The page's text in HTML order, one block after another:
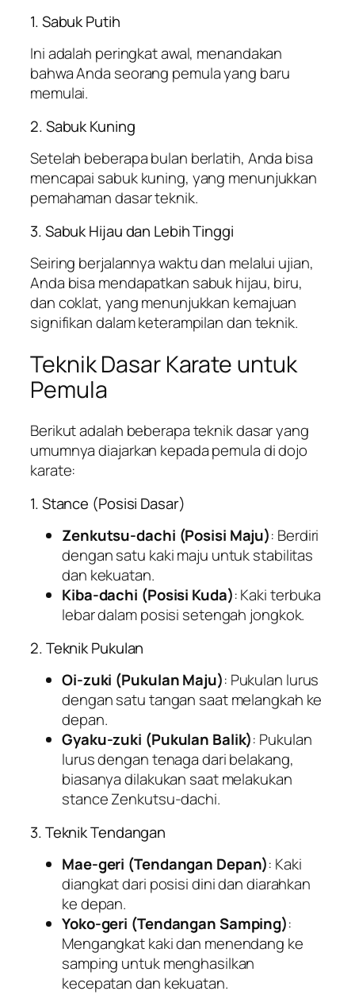
1. Sabuk Putih
Ini adalah peringkat awal, menandakan
bahwa Anda seorang pemula yang baru
memulai.
2. Sabuk Kuning
Setelah beberapa bulan berlatih, Anda bisa
mencapai sabuk kuning, yang menunjukkan
pemahaman dasar teknik.
3. Sabuk Hijau dan Lebih Tinggi
Seiring berjalannya waktu dan melalui ujian,
Anda bisa mendapatkan sabuk hijau, biru,
dan coklat, yang menunjukkan kemajuan
signifikan dalam keterampilan dan teknik.
Teknik Dasar Karate untuk
Pemula
Berikut adalah beberapa teknik dasar yang
umumnya diajarkan kepada pemula di dojo
karate:
1. Stance (Posisi Dasar)
Zenkutsu-dachi (Posisi Maju): Berdiri
dengan satu kaki maju untuk stabilitas
dan kekuatan.
Kiba-dachi (Posisi Kuda): Kaki terbuka
lebar dalam posisi setengah jongkok.
2. Teknik Pukulan
Oi-zuki (Pukulan Maju): Pukulan lurus
dengan satu tangan saat melangkah ke
depan.
Gyaku-zuki (Pukulan Balik): Pukulan
lurus dengan tenaga dari belakang,
biasanya dilakukan saat melakukan
stance Zenkutsu-dachi.
3. Teknik Tendangan
Mae-geri (Tendangan Depan): Kaki
diangkat dari posisi dini dan diarahkan
ke depan.
Yoko-geri (Tendangan Samping):
Mengangkat kaki dan menendang ke
samping untuk menghasilkan
kecepatan dan kekuatan.